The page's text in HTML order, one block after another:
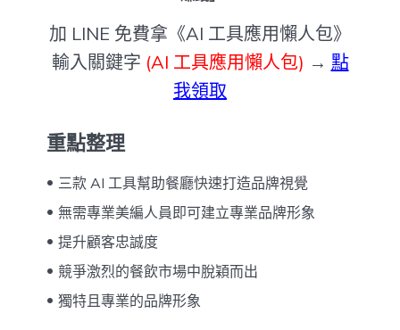
加 LINE 免費拿《AI 工具應用懶人包》
輸入關鍵字 (AI 工具應用懶人包) → 點
我領取
重點整理
三款 AI 工具幫助餐廳快速打造品牌視覺
無需專業美編人員即可建立專業品牌形象
提升顧客忠誠度
競爭激烈的餐飲市場中脫穎而出
獨特且專業的品牌形象